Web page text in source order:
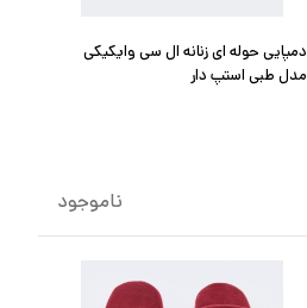
دمپایی حوله ای زنانه ال سی وایکیکی
مدل طبی استپ دار
ناموجود